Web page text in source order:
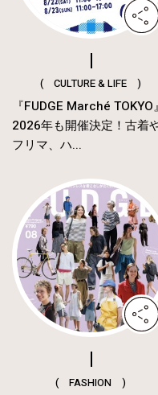
( CULTURE & LIFE )
『FUDGE Marché TOKYO』
2026年も開催決定！古着
フリマ、ハ...
( FASHION )